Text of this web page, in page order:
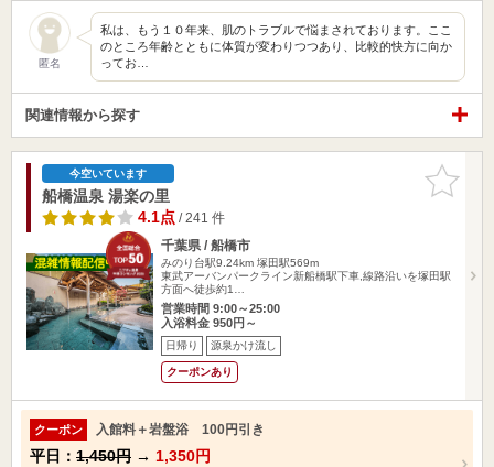
匿名
私は、もう１０年来、肌のトラブルで悩まされております。ここ
のところ年齢とともに体質が変わりつつあり、比較的快方に向か
ってお…
関連情報から探す
お気に入
りに追加
今空いています
船橋温泉 湯楽の里
4.1点/ 241 件
千葉県 / 船橋市
みのり台駅9.24km 塚田駅569m
東武アーバンパークライン新船橋駅下車,線路沿いを塚田駅
方面へ徒歩約1…
営業時間 9:00～25:00
入浴料金 950円～
日帰り 源泉かけ流し
クーポンあり
クーポン 入館料＋岩盤浴 100円引き
平日： 1,450円 → 1,350円